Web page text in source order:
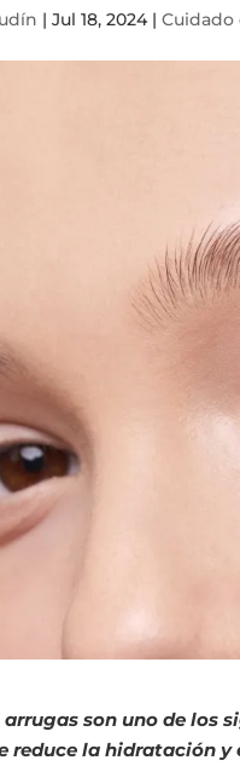
|Jul 18, 2024|
son uno de los
reduce la hidratación